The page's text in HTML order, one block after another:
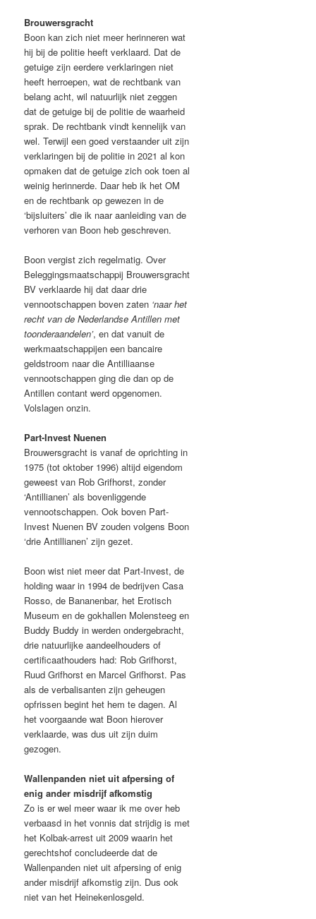
Brouwersgracht
Boon kan zich niet meer herinneren wat
hij bij de politie heeft verklaard. Dat de
getuige zijn eerdere verklaringen niet
heeft herroepen, wat de rechtbank van
belang acht, wil natuurlijk niet zeggen
dat de getuige bij de politie de waarheid
sprak. De rechtbank vindt kennelijk van
wel. Terwijl een goed verstaander uit zijn
verklaringen bij de politie in 2021 al kon
opmaken dat de getuige zich ook toen al
weinig herinnerde. Daar heb ik het OM
en de rechtbank op gewezen in de
‘bijsluiters’ die ik naar aanleiding van de
verhoren van Boon heb geschreven.
Boon vergist zich regelmatig. Over
Beleggingsmaatschappij Brouwersgracht
BV verklaarde hij dat daar drie
vennootschappen boven zaten ‘naar het
recht van de Nederlandse Antillen met
toonderaandelen’, en dat vanuit de
werkmaatschappijen een bancaire
geldstroom naar die Antilliaanse
vennootschappen ging die dan op de
Antillen contant werd opgenomen.
Volslagen onzin.
Part-Invest Nuenen
Brouwersgracht is vanaf de oprichting in
1975 (tot oktober 1996) altijd eigendom
geweest van Rob Grifhorst, zonder
‘Antillianen’ als bovenliggende
vennootschappen. Ook boven Part-
Invest Nuenen BV zouden volgens Boon
‘drie Antillianen’ zijn gezet.
Boon wist niet meer dat Part-Invest, de
holding waar in 1994 de bedrijven Casa
Rosso, de Bananenbar, het Erotisch
Museum en de gokhallen Molensteeg en
Buddy Buddy in werden ondergebracht,
drie natuurlijke aandeelhouders of
certificaathouders had: Rob Grifhorst,
Ruud Grifhorst en Marcel Grifhorst. Pas
als de verbalisanten zijn geheugen
opfrissen begint het hem te dagen. Al
het voorgaande wat Boon hierover
verklaarde, was dus uit zijn duim
gezogen.
Wallenpanden niet uit afpersing of
enig ander misdrijf afkomstig
Zo is er wel meer waar ik me over heb
verbaasd in het vonnis dat strijdig is met
het Kolbak-arrest uit 2009 waarin het
gerechtshof concludeerde dat de
Wallenpanden niet uit afpersing of enig
ander misdrijf afkomstig zijn. Dus ook
niet van het Heinekenlosgeld.